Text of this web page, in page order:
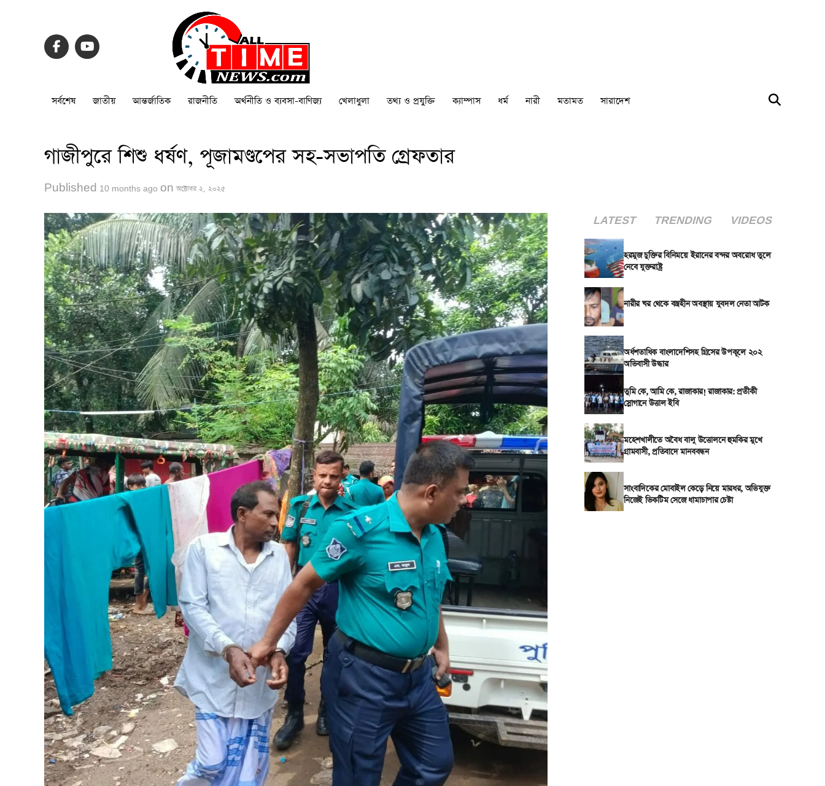
সর্বশেষ জাতীয় আন্তর্জাতিক রাজনীতি অর্থনীতি ও ব্যবসা-বাণিজ্য খেলাধুলা তথ্য ও প্রযুক্তি ক্যাম্পাস ধর্ম নারী মতামত সারাদেশ
গাজীপুরে শিশু ধর্ষণ, পূজামণ্ডপের সহ-সভাপতি গ্রেফতার
Published 10 months ago on অক্টোবর ২, ২০২৫
LATEST TRENDING VIDEOS
হরমুজ চুক্তির বিনিময়ে ইরানের বন্দর অবরোধ তুলে
নেবে যুক্তরাষ্ট্র
নারীর ঘর থেকে বস্ত্রহীন অবস্থায় যুবদল নেতা আটক
অর্ধশতাধিক বাংলাদেশিসহ গ্রিসের উপকূলে ২০২
অভিবাসী উদ্ধার
তুমি কে, আমি কে, রাজাকার! রাজাকার: প্রতীকী
স্লোগানে উত্তাল ইবি
মহেশখালীতে অবৈধ বালু উত্তোলনে হুমকির মুখে
গ্রামবাসী, প্রতিবাদে মানববন্ধন
সাংবাদিকের মোবাইল কেড়ে নিয়ে মারধর, অভিযুক্ত
নিজেই ভিকটিম সেজে ধামাচাপার চেষ্টা